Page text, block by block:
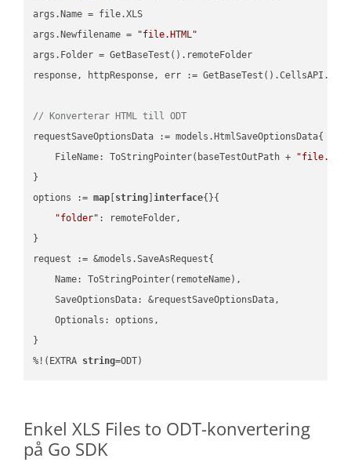
args.Name = file.XLS
args.Newfilename =
"file.HTML"
args.Folder = GetBaseTest().remoteFolder
response, httpResponse, err :=
// Konverterar HTML till ODT
requestSaveOptionsData := models.HtmlSaveOptionsData{
    FileName: ToStringPointer(baseTestOutPath +
}
options := map string ]interface{}{
"folder" : remoteFolder,
}
request := &models.SaveAsRequest{
    Name: ToStringPointer(remoteName),
    SaveOptionsData: &requestSaveOptionsData,
    Optionals: options,
}
%!(EXTRA string=ODT)
Enkel XLS Files to ODT-konvertering
på Go SDK